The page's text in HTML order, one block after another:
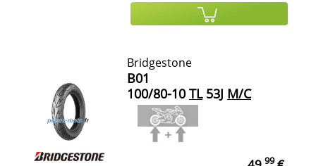
Bridgestone
B01
100/80-10 TL53J M/C
99